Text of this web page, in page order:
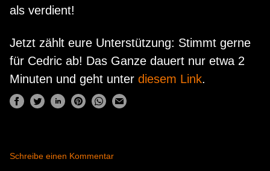
als verdient!
Jetzt zählt eure Unterstützung: Stimmt gerne
für Cedric ab! Das Ganze dauert nur etwa 2
Minuten und geht unter diesem Link.
Schreibe einen Kommentar